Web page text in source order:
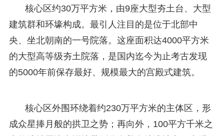
核心区约30万平方米，由9座大型夯土台、大型
建筑群和环壕构成。最引人注目的是位于北部中
央、坐北朝南的一号院落。这座面积达4000平方米
的大型高等级夯土院落，是国内迄今为止考古发现
的5000年前保存最好、规模最大的宫殿式建筑。
核心区外围环绕着约230万平方米的主体区，形
成众星捧月般的拱卫之势；再向外，100平方千米之